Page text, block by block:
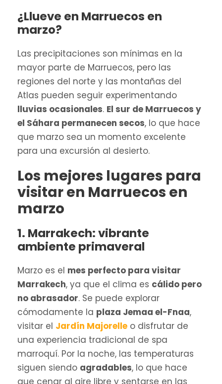
¿Llueve en Marruecos en
marzo?
Las precipitaciones son mínimas en la
mayor parte de Marruecos, pero las
regiones del norte y las montañas del
Atlas pueden seguir experimentando
lluvias ocasionales. El sur de Marruecos y
el Sáhara permanecen secos, lo que hace
que marzo sea un momento excelente
para una excursión al desierto.
Los mejores lugares para
visitar en Marruecos en
marzo
1. Marrakech: vibrante
ambiente primaveral
Marzo es el mes perfecto para visitar
Marrakech, ya que el clima es cálido pero
no abrasador. Se puede explorar
cómodamente la plaza Jemaa el-Fnaa,
visitar el Jardín Majorelle o disfrutar de
una experiencia tradicional de spa
marroquí. Por la noche, las temperaturas
siguen siendo agradables, lo que hace
que cenar al aire libre y sentarse en las